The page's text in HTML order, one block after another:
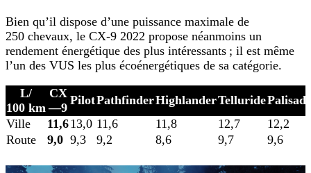
Bien qu’il dispose d’une puissance maximale de
250 chevaux, le CX-9 2022 propose néanmoins un
rendement énergétique des plus intéressants ; il est même
l’un des VUS les plus écoénergétiques de sa catégorie.
L/
100 km
CX
—9
PilotPathfinderHighlanderTelluridePalisade
Ville
11,613,0 11,6 11,8 12,7
12,2
Route
9,0 9,3 9,2 8,6 9,7 9,6